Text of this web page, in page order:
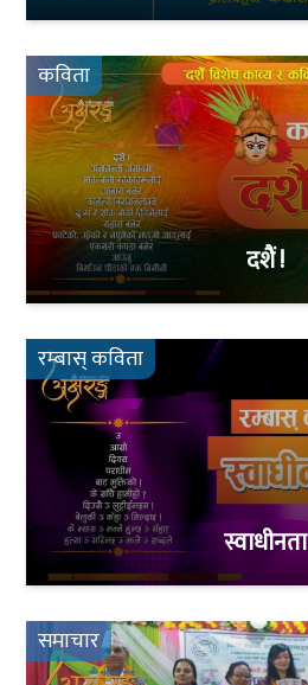
कविता
दशैं !
रम्बास् कविता
स्वाधीनता
समाचार